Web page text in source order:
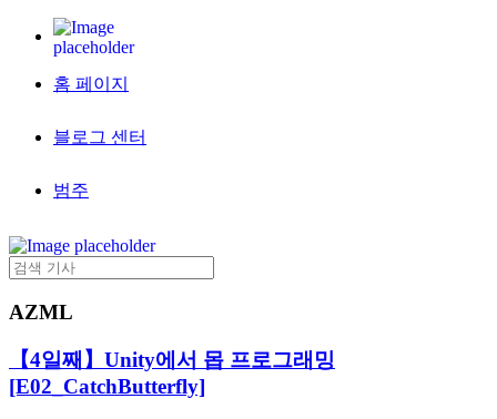
홈 페이지
블로그 센터
범주
AZML
【4일째】Unity에서 몹 프로그래밍
[E02_CatchButterfly]